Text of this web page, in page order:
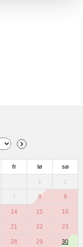
fr lø sø
1 2
7 8 9
14 15 16
21 22 23
28 29 30